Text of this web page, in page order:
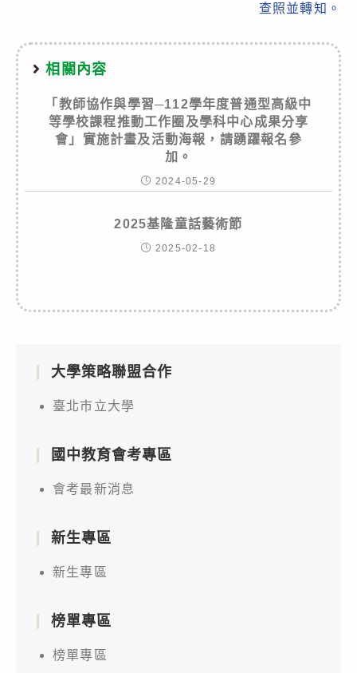
查照並轉知。
相關內容
「教師協作與學習─112學年度普通型高級中
等學校課程推動工作圈及學科中心成果分享
會」實施計畫及活動海報，請踴躍報名參
加。
2024-05-29
2025基隆童話藝術節
2025-02-18
大學策略聯盟合作
臺北市立大學
國中教育會考專區
會考最新消息
新生專區
新生專區
榜單專區
榜單專區